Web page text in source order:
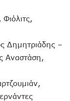
Δημητριάδης –
Αναστάση,